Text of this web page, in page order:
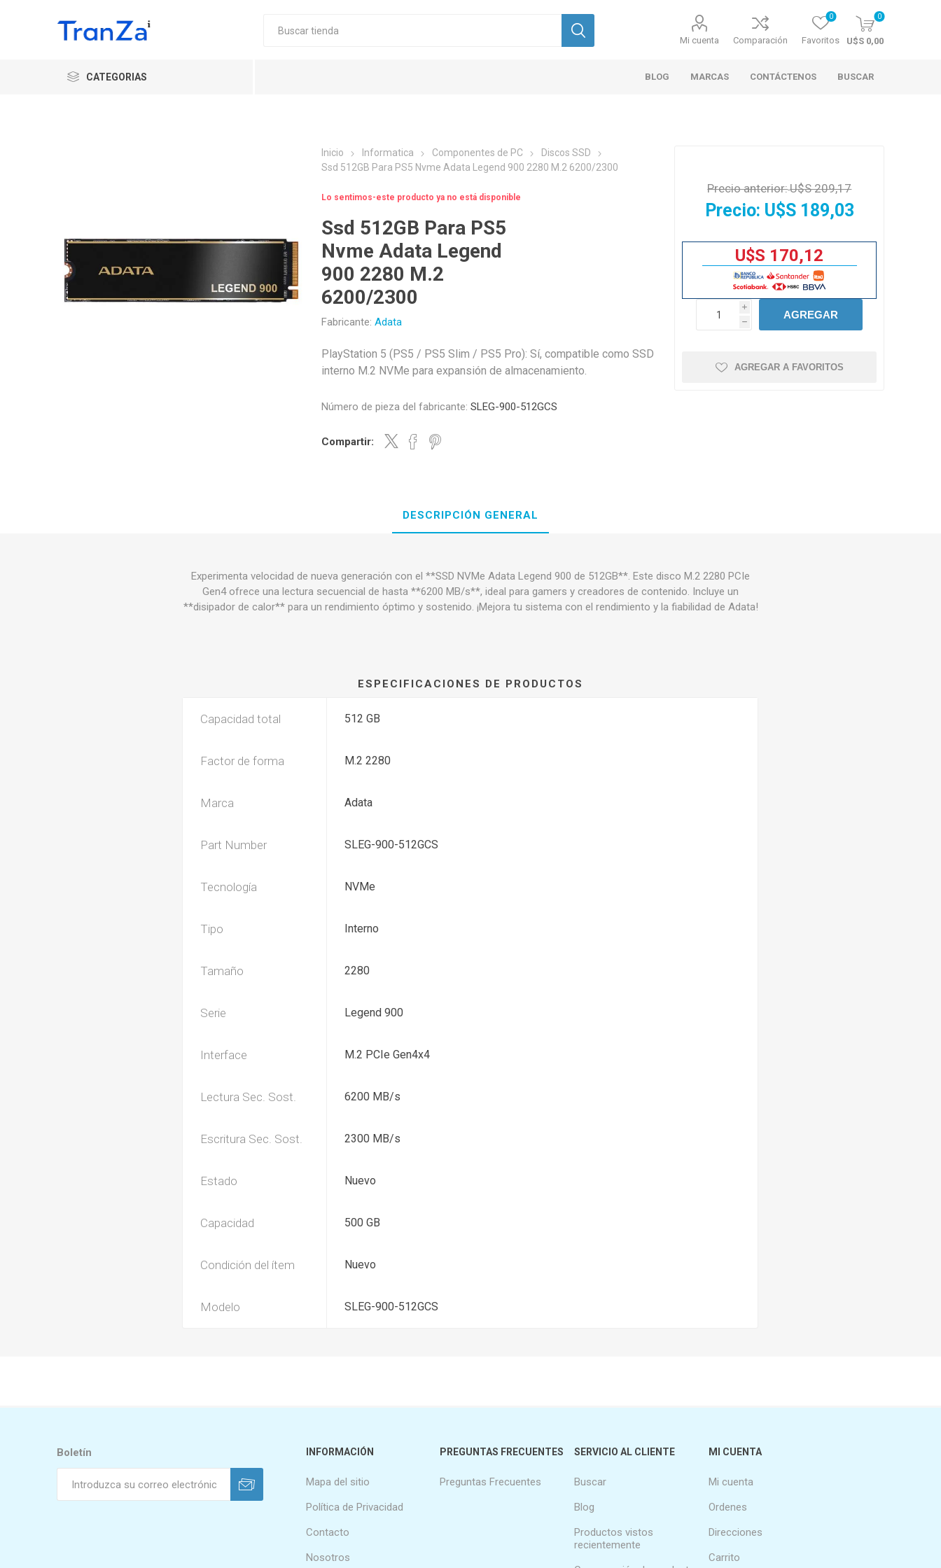
Mi cuenta Comparación Favoritos
0 0
U$S 0,00
CATEGORIAS BLOG MARCAS CONTÁCTENOS BUSCAR
Inicio Informatica Componentes de PC
Discos SSD
Ssd 512GB Para PS5 Nvme Adata Legend 900 2280 M.2 6200/2300
Lo sentimos-este producto ya no está disponible
Ssd 512GB Para PS5
Nvme Adata Legend
900 2280 M.2
6200/2300
Fabricante: Adata
PlayStation 5 (PS5 / PS5 Slim / PS5 Pro): Sí, compatible como SSD
interno M.2 NVMe para expansión de almacenamiento.
Número de pieza del fabricante: SLEG-900-512GCS
Compartir:
Precio anterior:U$S 209,17
Precio: U$S 189,03
U$S 170,12
i
h
AGREGAR
AGREGAR A FAVORITOS
DESCRIPCIÓN GENERAL
Experimenta velocidad de nueva generación con el **SSD NVMe Adata Legend 900 de 512GB**. Este disco M.2 2280 PCIe
Gen4 ofrece una lectura secuencial de hasta **6200 MB/s**, ideal para gamers y creadores de contenido. Incluye un
**disipador de calor** para un rendimiento óptimo y sostenido. ¡Mejora tu sistema con el rendimiento y la fiabilidad de Adata!
ESPECIFICACIONES DE PRODUCTOS
Capacidad total 512 GB
Factor de forma M.2 2280
Marca Adata
Part Number SLEG-900-512GCS
Tecnología NVMe
Tipo Interno
Tamaño 2280
Serie Legend 900
Interface M.2 PCIe Gen4x4
Lectura Sec. Sost. 6200 MB/s
Escritura Sec. Sost. 2300 MB/s
Estado Nuevo
Capacidad 500 GB
Condición del ítem Nuevo
Modelo SLEG-900-512GCS
Boletín INFORMACIÓN
Mapa del sitio
Política de Privacidad
Contacto
Nosotros
PREGUNTAS FRECUENTES
Preguntas Frecuentes
SERVICIO AL CLIENTE
Buscar
Blog
Productos vistos
recientemente
MI CUENTA
Mi cuenta
Ordenes
Direcciones
Carrito